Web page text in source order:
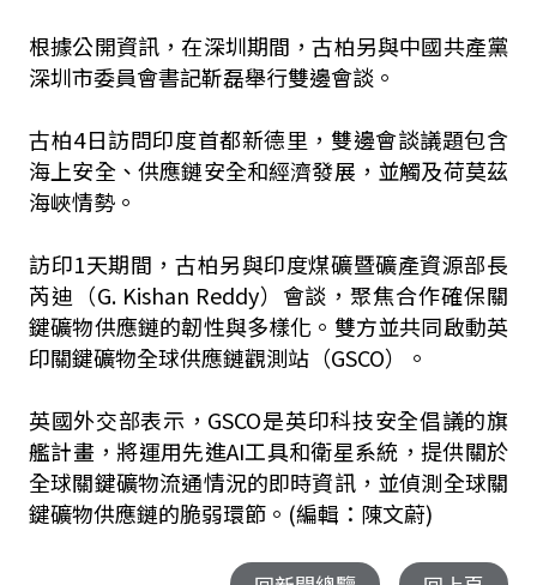
根據公開資訊，在深圳期間，古柏另與中國共產黨
深圳市委員會書記靳磊舉行雙邊會談。
古柏4日訪問印度首都新德里，雙邊會談議題包含
海上安全、供應鏈安全和經濟發展，並觸及荷莫茲
海峽情勢。
訪印1天期間，古柏另與印度煤礦暨礦產資源部長
芮迪（G. Kishan Reddy）會談，聚焦合作確保關
鍵礦物供應鏈的韌性與多樣化。雙方並共同啟動英
印關鍵礦物全球供應鏈觀測站（GSCO）。
英國外交部表示，GSCO是英印科技安全倡議的旗
艦計畫，將運用先進AI工具和衛星系統，提供關於
全球關鍵礦物流通情況的即時資訊，並偵測全球關
鍵礦物供應鏈的脆弱環節。(編輯：陳文蔚)